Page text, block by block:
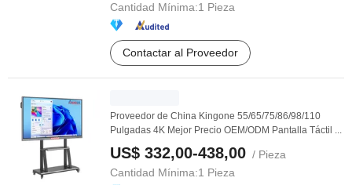
Cantidad Mínima:1 Pieza
Contactar al Proveedor
Proveedor de China Kingone 55/65/75/86/98/110
Pulgadas 4K Mejor Precio OEM/ODM Pantalla Táctil ...
US$ 332,00-438,00 / Pieza
Cantidad Mínima:1 Pieza